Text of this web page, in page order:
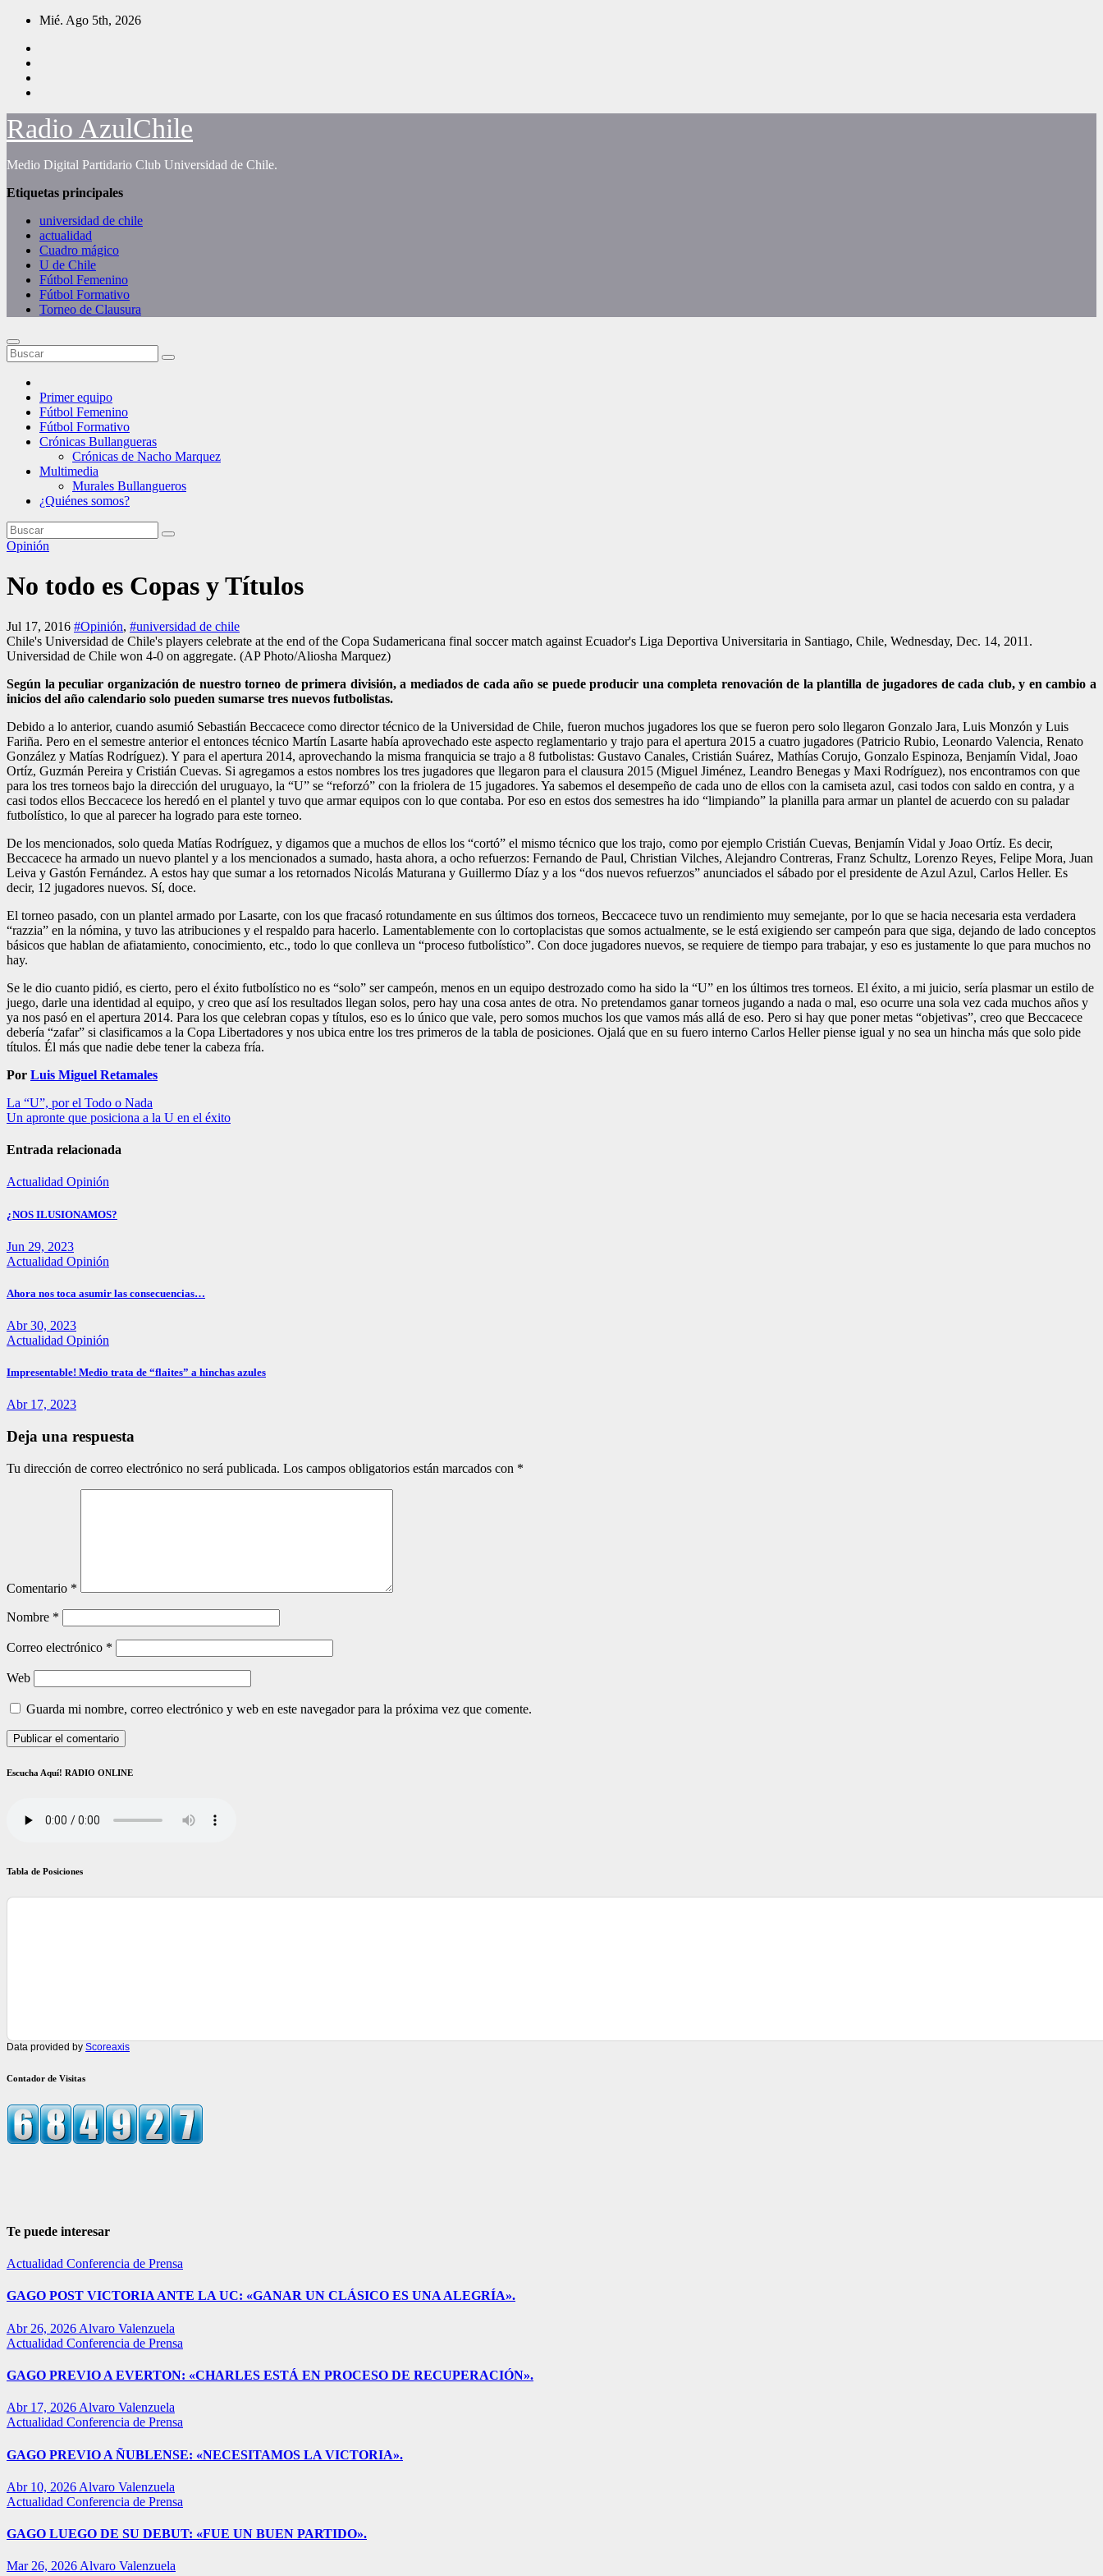
Saltar
contenido
Mié. Ago 5th, 2026
Radio AzulChile
Medio Digital Partidario Club Universidad de Chile.
Etiquetas principales
universidad de chile
actualidad
Cuadro mágico
U de Chile
Fútbol Femenino
Fútbol Formativo
Torneo de Clausura
Primer equipo
Fútbol Femenino
Fútbol Formativo
Crónicas Bullangueras
Crónicas de Nacho Marquez
Multimedia
Murales Bullangueros
¿Quiénes somos?
Opinión
No todo es Copas y Títulos
Jul 17, 2016 #Opinión, #universidad de chile
Chile's Universidad de Chile's players celebrate at the end of the Copa Sudamericana final soccer match against Ecuador's Liga Deportiva Universitaria in Santiago, Chile, Wednesday, Dec. 14, 2011.
Universidad de Chile won 4-0 on aggregate. (AP Photo/Aliosha Marquez)
Según la peculiar organización de nuestro torneo de primera división, a mediados de cada año se puede producir una completa renovación de la plantilla de jugadores de cada club, y en cambio a
inicios del año calendario solo pueden sumarse tres nuevos futbolistas.
Debido a lo anterior, cuando asumió Sebastián Beccacece como director técnico de la Universidad de Chile, fueron muchos jugadores los que se fueron pero solo llegaron Gonzalo Jara, Luis Monzón y Luis
Fariña. Pero en el semestre anterior el entonces técnico Martín Lasarte había aprovechado este aspecto reglamentario y trajo para el apertura 2015 a cuatro jugadores (Patricio Rubio, Leonardo Valencia, Renato
González y Matías Rodríguez). Y para el apertura 2014, aprovechando la misma franquicia se trajo a 8 futbolistas: Gustavo Canales, Cristián Suárez, Mathías Corujo, Gonzalo Espinoza, Benjamín Vidal, Joao
Ortíz, Guzmán Pereira y Cristián Cuevas. Si agregamos a estos nombres los tres jugadores que llegaron para el clausura 2015 (Miguel Jiménez, Leandro Benegas y Maxi Rodríguez), nos encontramos con que
para los tres torneos bajo la dirección del uruguayo, la “U” se “reforzó” con la friolera de 15 jugadores. Ya sabemos el desempeño de cada uno de ellos con la camiseta azul, casi todos con saldo en contra, y a
casi todos ellos Beccacece los heredó en el plantel y tuvo que armar equipos con lo que contaba. Por eso en estos dos semestres ha ido “limpiando” la planilla para armar un plantel de acuerdo con su paladar
futbolístico, lo que al parecer ha logrado para este torneo.
De los mencionados, solo queda Matías Rodríguez, y digamos que a muchos de ellos los “cortó” el mismo técnico que los trajo, como por ejemplo Cristián Cuevas, Benjamín Vidal y Joao Ortíz. Es decir,
Beccacece ha armado un nuevo plantel y a los mencionados a sumado, hasta ahora, a ocho refuerzos: Fernando de Paul, Christian Vilches, Alejandro Contreras, Franz Schultz, Lorenzo Reyes, Felipe Mora, Juan
Leiva y Gastón Fernández. A estos hay que sumar a los retornados Nicolás Maturana y Guillermo Díaz y a los “dos nuevos refuerzos” anunciados el sábado por el presidente de Azul Azul, Carlos Heller. Es
decir, 12 jugadores nuevos. Sí, doce.
El torneo pasado, con un plantel armado por Lasarte, con los que fracasó rotundamente en sus últimos dos torneos, Beccacece tuvo un rendimiento muy semejante, por lo que se hacia necesaria esta verdadera
“razzia” en la nómina, y tuvo las atribuciones y el respaldo para hacerlo. Lamentablemente con lo cortoplacistas que somos actualmente, se le está exigiendo ser campeón para que siga, dejando de lado conceptos
básicos que hablan de afiatamiento, conocimiento, etc., todo lo que conlleva un “proceso futbolístico”. Con doce jugadores nuevos, se requiere de tiempo para trabajar, y eso es justamente lo que para muchos no
hay.
Se le dio cuanto pidió, es cierto, pero el éxito futbolístico no es “solo” ser campeón, menos en un equipo destrozado como ha sido la “U” en los últimos tres torneos. El éxito, a mi juicio, sería plasmar un estilo de
juego, darle una identidad al equipo, y creo que así los resultados llegan solos, pero hay una cosa antes de otra. No pretendamos ganar torneos jugando a nada o mal, eso ocurre una sola vez cada muchos años y
ya nos pasó en el apertura 2014. Para los que celebran copas y títulos, eso es lo único que vale, pero somos muchos los que vamos más allá de eso. Pero si hay que poner metas “objetivas”, creo que Beccacece
debería “zafar” si clasificamos a la Copa Libertadores y nos ubica entre los tres primeros de la tabla de posiciones. Ojalá que en su fuero interno Carlos Heller piense igual y no sea un hincha más que solo pide
títulos. Él más que nadie debe tener la cabeza fría.
Por Luis Miguel Retamales
Navegación
de
entradas
La “U”, por el Todo o Nada
Un apronte que posiciona a la U en el éxito
Entrada relacionada
Actualidad Opinión
¿NOS ILUSIONAMOS?
Jun 29, 2023
Actualidad Opinión
Ahora nos toca asumir las consecuencias…
Abr 30, 2023
Actualidad Opinión
Impresentable! Medio trata de “flaites” a hinchas azules
Abr 17, 2023
Deja una respuesta
Tu dirección de correo electrónico no será publicada. Los campos obligatorios están marcados con *
Comentario *
Nombre *
Correo electrónico *
Web
Guarda mi nombre, correo electrónico y web en este navegador para la próxima vez que comente.
Escucha Aquí! RADIO ONLINE
Tabla de Posiciones
Data provided by Scoreaxis
Contador de Visitas
Te puede interesar
Actualidad Conferencia de Prensa
GAGO POST VICTORIA ANTE LA UC: «GANAR UN CLÁSICO ES UNA ALEGRÍA».
Abr 26, 2026 Alvaro Valenzuela
Actualidad Conferencia de Prensa
GAGO PREVIO A EVERTON: «CHARLES ESTÁ EN PROCESO DE RECUPERACIÓN».
Abr 17, 2026 Alvaro Valenzuela
Actualidad Conferencia de Prensa
GAGO PREVIO A ÑUBLENSE: «NECESITAMOS LA VICTORIA».
Abr 10, 2026 Alvaro Valenzuela
Actualidad Conferencia de Prensa
GAGO LUEGO DE SU DEBUT: «FUE UN BUEN PARTIDO».
Mar 26, 2026 Alvaro Valenzuela